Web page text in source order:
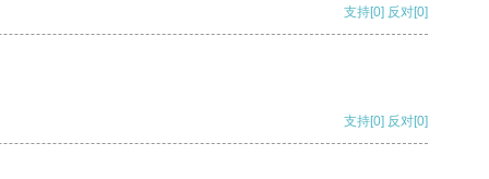
支持[0] 反对[0]
支持[0] 反对[0]